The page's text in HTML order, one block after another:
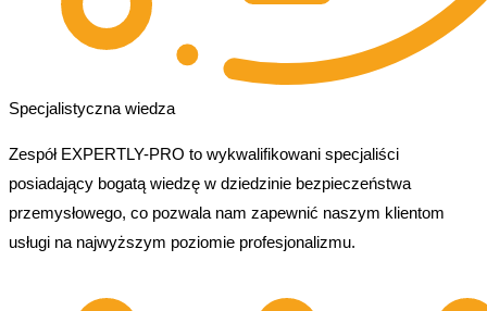
Specjalistyczna wiedza
Zespół EXPERTLY-PRO to wykwalifikowani specjaliści
posiadający bogatą wiedzę w dziedzinie bezpieczeństwa
przemysłowego, co pozwala nam zapewnić naszym klientom
usługi na najwyższym poziomie profesjonalizmu.